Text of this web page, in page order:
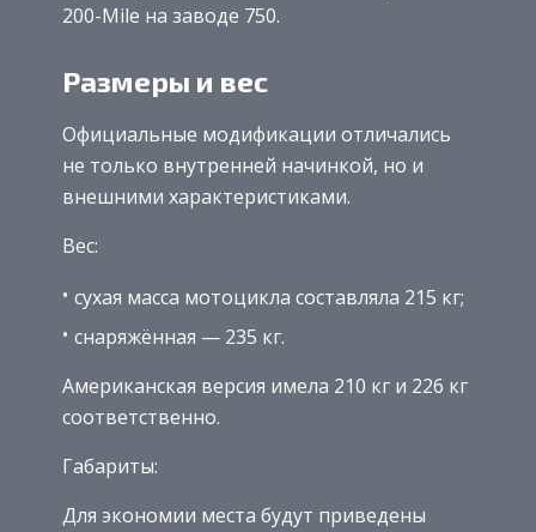
200-Mile на заводе 750.
Размеры и вес
Официальные модификации отличались
не только внутренней начинкой, но и
внешними характеристиками.
Вес:
сухая масса мотоцикла составляла 215 кг;
снаряжённая — 235 кг.
Американская версия имела 210 кг и 226 кг
соответственно.
Габариты:
Для экономии места будут приведены